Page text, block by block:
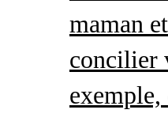
maman
concilier